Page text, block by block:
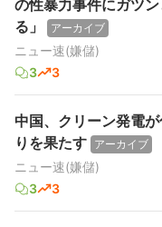
の性暴力事件にガツ
る」
アーカイブ
ニュー速(嫌儲)
3
3
中国、クリーン発電
りを果たす アーカイブ
ニュー速(嫌儲)
3
3